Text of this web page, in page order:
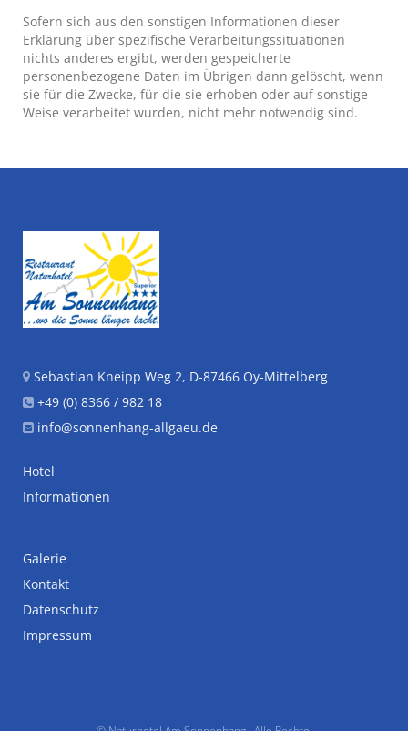
Sofern sich aus den sonstigen Informationen dieser
Erklärung über spezifische Verarbeitungssituationen
nichts anderes ergibt, werden gespeicherte
personenbezogene Daten im Übrigen dann gelöscht, wenn
sie für die Zwecke, für die sie erhoben oder auf sonstige
Weise verarbeitet wurden, nicht mehr notwendig sind.
Sebastian Kneipp Weg 2, D-87466 Oy-Mittelberg
+49 (0) 8366 / 982 18
info@sonnenhang-allgaeu.de
Hotel
Informationen
Galerie
Kontakt
Datenschutz
Impressum